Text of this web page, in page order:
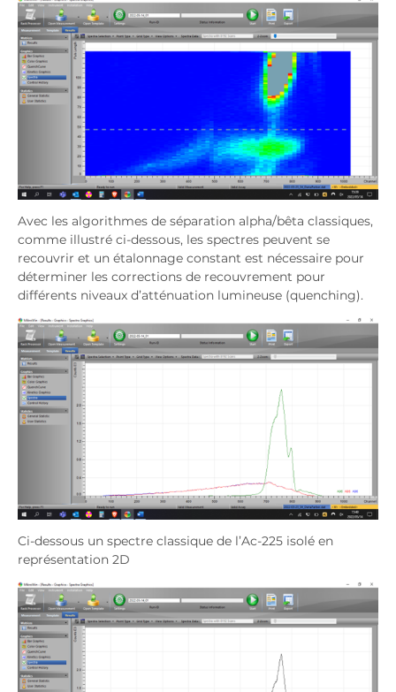
Avec les algorithmes de séparation alpha/bêta classiques,
comme illustré ci-dessous, les spectres peuvent se
recouvrir et un étalonnage constant est nécessaire pour
déterminer les corrections de recouvrement pour
différents niveaux d’atténuation lumineuse (quenching).
Ci-dessous un spectre classique de l’Ac-225 isolé en
représentation 2D